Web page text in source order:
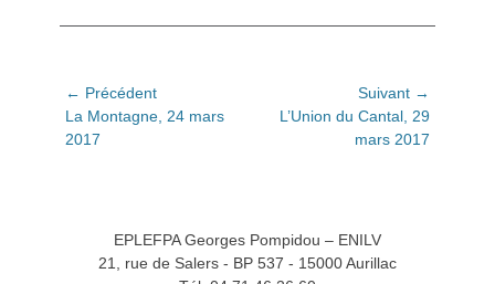
Navigation
de
l’article
← Précédent
Article
précédent:
La Montagne, 24 mars
2017
Suivant →
ArticleL’Union du Cantal, 29
mars 2017
EPLEFPA Georges Pompidou – ENILV
21, rue de Salers - BP 537 - 15000 Aurillac